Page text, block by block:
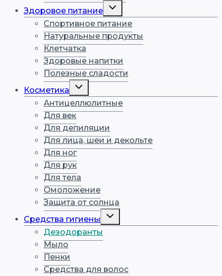
Здоровое питание
Переключить
меню
Спортивное питание
Натуральные продукты
Клетчатка
Здоровые напитки
Полезные сладости
Косметика
Переключить
меню
Антицеллюлитные
Для век
Для депиляции
Для лица, шеи и декольте
Для ног
Для рук
Для тела
Омоложение
Защита от солнца
Средства гигиены
Переключить
меню
Дезодоранты
Мыло
Пенки
Средства для волос